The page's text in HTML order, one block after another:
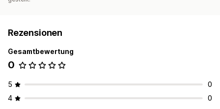
Rezensionen
Gesamtbewertung
0
5
0
4
0